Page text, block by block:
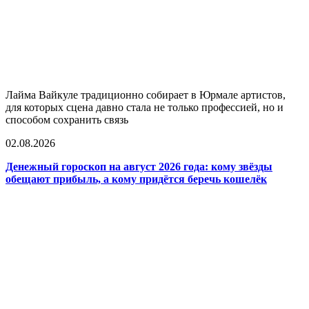
Лайма Вайкуле традиционно собирает в Юрмале артистов,
для которых сцена давно стала не только профессией, но и
способом сохранить связь
02.08.2026
Денежный гороскоп на август 2026 года: кому звёзды
обещают прибыль, а кому придётся беречь кошелёк